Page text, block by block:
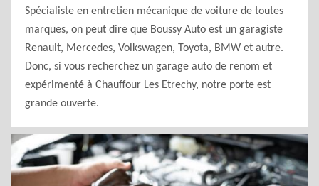
Spécialiste en entretien mécanique de voiture de toutes
marques, on peut dire que Boussy Auto est un garagiste
Renault, Mercedes, Volkswagen, Toyota, BMW et autre.
Donc, si vous recherchez un garage auto de renom et
expérimenté à Chauffour Les Etrechy, notre porte est
grande ouverte.